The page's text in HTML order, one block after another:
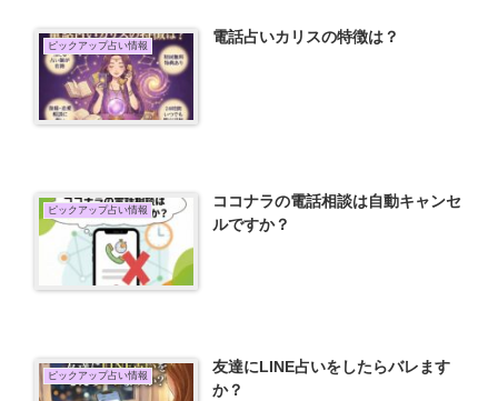
ピックアップ占い情報 電話占いカリスの特徴は？
ピックアップ占い情報
ココナラの電話相談は自動キャンセ
ルですか？
ピックアップ占い情報
友達にLINE占いをしたらバレます
か？